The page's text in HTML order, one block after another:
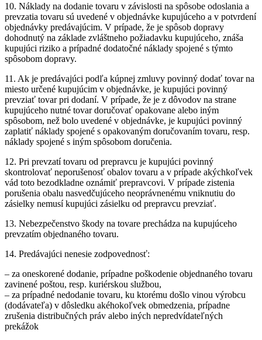
10. Náklady na dodanie tovaru v závislosti na spôsobe odoslania a
prevzatia tovaru sú uvedené v objednávke kupujúceho a v potvrdení
objednávky predávajúcim. V prípade, že je spôsob dopravy
dohodnutý na základe zvláštneho požiadavku kupujúceho, znáša
kupujúci riziko a prípadné dodatočné náklady spojené s týmto
spôsobom dopravy.
11. Ak je predávajúci podľa kúpnej zmluvy povinný dodať tovar na
miesto určené kupujúcim v objednávke, je kupujúci povinný
prevziať tovar pri dodaní. V prípade, že je z dôvodov na strane
kupujúceho nutné tovar doručovať opakovane alebo iným
spôsobom, než bolo uvedené v objednávke, je kupujúci povinný
zaplatiť náklady spojené s opakovaným doručovaním tovaru, resp.
náklady spojené s iným spôsobom doručenia.
12. Pri prevzatí tovaru od prepravcu je kupujúci povinný
skontrolovať neporušenosť obalov tovaru a v prípade akýchkoľvek
vád toto bezodkladne oznámiť prepravcovi. V prípade zistenia
porušenia obalu nasvedčujúceho neoprávnenému vniknutiu do
zásielky nemusí kupujúci zásielku od prepravcu prevziať.
13. Nebezpečenstvo škody na tovare prechádza na kupujúceho
prevzatím objednaného tovaru.
14. Predávajúci nenesie zodpovednosť:
– za oneskorené dodanie, prípadne poškodenie objednaného tovaru
zavinené poštou, resp. kuriérskou službou,
– za prípadné nedodanie tovaru, ku ktorému došlo vinou výrobcu
(dodávateľa) v dôsledku akéhokoľvek obmedzenia, prípadne
zrušenia distribučných práv alebo iných nepredvídateľných
prekážok